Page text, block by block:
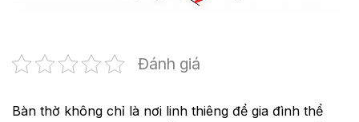
Đánh giá
Bàn thờ không chỉ là nơi linh thiêng để gia đình thể